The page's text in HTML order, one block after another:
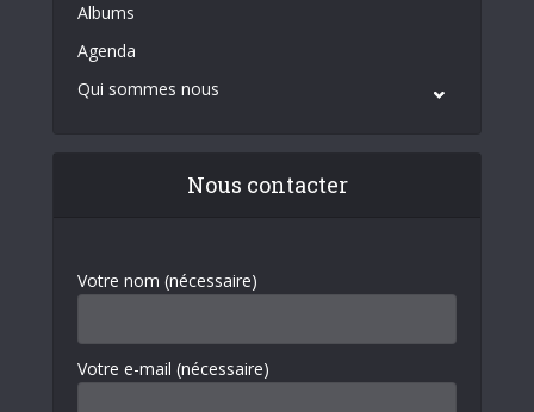
Albums
Agenda
Qui sommes nous
Nous contacter
Votre nom (nécessaire)
Votre e-mail (nécessaire)